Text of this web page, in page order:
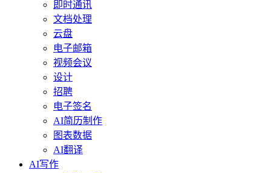
即时通讯
文档处理
云盘
电子邮箱
视频会议
设计
招聘
电子签名
AI简历制作
图表数据
AI翻译
AI写作